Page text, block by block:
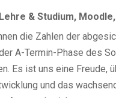
Lehre & Studium, Moodle,
die Zahlen der
A-Termin-Phase des
Es ist uns eine Freude,
und das